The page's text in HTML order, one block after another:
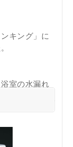
キング」に
室の水漏れ
さんランキ